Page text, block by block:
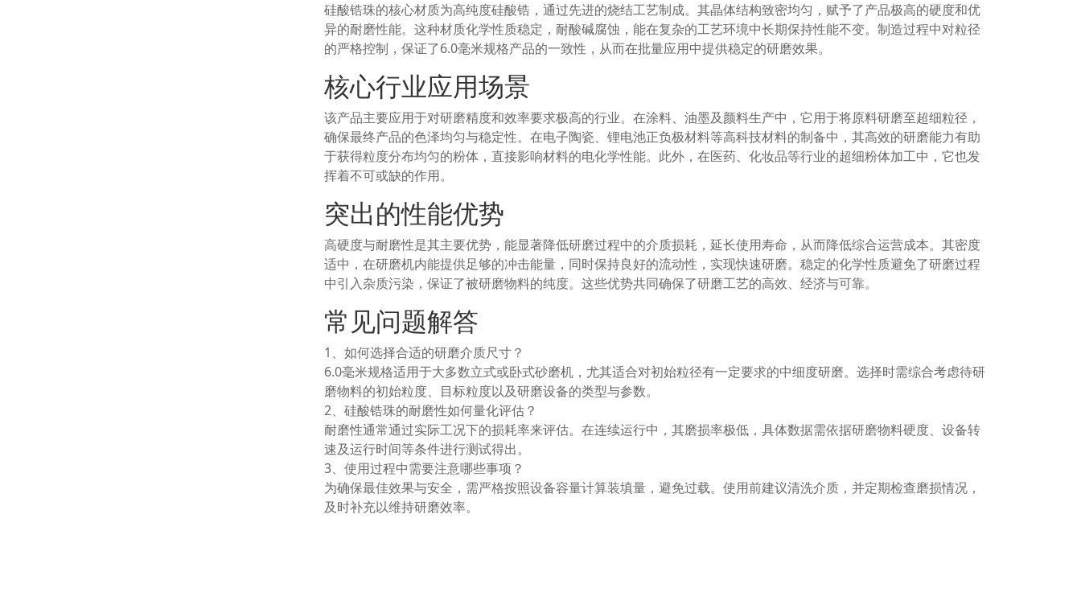
硅酸锆珠的核心材质为高纯度硅酸锆，通过先进的烧结工艺制成。其晶体结构致密均匀，赋予了产品极高的硬度和优
异的耐磨性能。这种材质化学性质稳定，耐酸碱腐蚀，能在复杂的工艺环境中长期保持性能不变。制造过程中对粒径
的严格控制，保证了6.0毫米规格产品的一致性，从而在批量应用中提供稳定的研磨效果。
核心行业应用场景
该产品主要应用于对研磨精度和效率要求极高的行业。在涂料、油墨及颜料生产中，它用于将原料研磨至超细粒径，
确保最终产品的色泽均匀与稳定性。在电子陶瓷、锂电池正负极材料等高科技材料的制备中，其高效的研磨能力有助
于获得粒度分布均匀的粉体，直接影响材料的电化学性能。此外，在医药、化妆品等行业的超细粉体加工中，它也发
挥着不可或缺的作用。
突出的性能优势
高硬度与耐磨性是其主要优势，能显著降低研磨过程中的介质损耗，延长使用寿命，从而降低综合运营成本。其密度
适中，在研磨机内能提供足够的冲击能量，同时保持良好的流动性，实现快速研磨。稳定的化学性质避免了研磨过程
中引入杂质污染，保证了被研磨物料的纯度。这些优势共同确保了研磨工艺的高效、经济与可靠。
常见问题解答
1、如何选择合适的研磨介质尺寸？
6.0毫米规格适用于大多数立式或卧式砂磨机，尤其适合对初始粒径有一定要求的中细度研磨。选择时需综合考虑待研
磨物料的初始粒度、目标粒度以及研磨设备的类型与参数。
2、硅酸锆珠的耐磨性如何量化评估？
耐磨性通常通过实际工况下的损耗率来评估。在连续运行中，其磨损率极低，具体数据需依据研磨物料硬度、设备转
速及运行时间等条件进行测试得出。
3、使用过程中需要注意哪些事项？
为确保最佳效果与安全，需严格按照设备容量计算装填量，避免过载。使用前建议清洗介质，并定期检查磨损情况，
及时补充以维持研磨效率。